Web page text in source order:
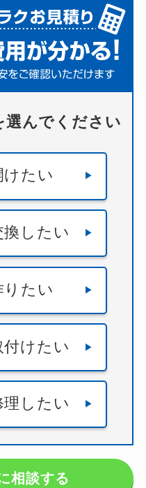
選んでください
けたい
換したい
りたい
付けたい
理したい
相談する